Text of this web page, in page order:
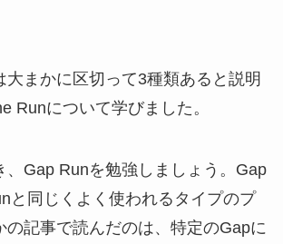
大まかに区切って3種類あると説明
Runについて学びました。
、Gap Runを勉強しましょう。Gap
と同じくよく使われるタイプのプ
の記事で読んだのは、特定のGapに